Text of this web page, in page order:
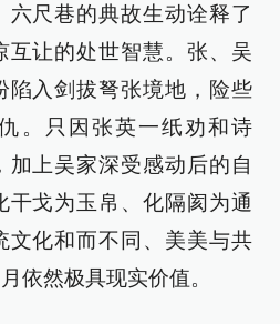
六尺巷的典故生动诠释了
互让的处世智慧。张、吴
陷入剑拔弩张境地，险些
。只因张英一纸劝和诗
加上吴家深受感动后的自
干戈为玉帛、化隔阂为通
文化和而不同、美美与共
依然极具现实价值。